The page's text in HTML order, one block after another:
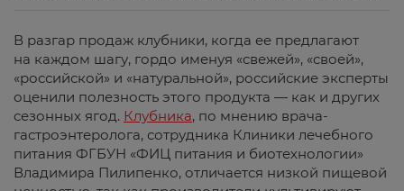
В разгар продаж клубники, когда ее предлагают
на каждом шагу, гордо именуя «свежей», «своей»,
«российской» и «натуральной», российские эксперты
оценили полезность этого продукта — как и других
сезонных ягод. Клубника, по мнению врача-
гастроэнтеролога, сотрудника Клиники лечебного
питания ФГБУН «ФИЦ питания и биотехнологии»
Владимира Пилипенко, отличается низкой пищевой